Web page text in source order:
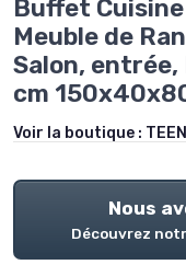
Buffet
Meuble de
Salon, entrée,
cm
Voir la boutique :
Nous
Découvrez